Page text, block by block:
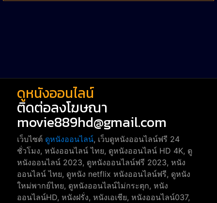
ดูหนังออนไลน์
ติดต่อลงโฆษณา
movie889hd@gmail.com
เว็บไซต์ ดูหนังออนไลน์, เว็บดูหนังออนไลน์ฟรี 24
ชั่วโมง, หนังออนไลน์ ไทย, ดูหนังออนไลน์ HD 4K, ดู
หนังออนไลน์ 2023, ดูหนังออนไลน์ฟรี 2023, หนัง
ออนไลน์ ไทย, ดูหนัง netflix หนังออนไลน์ฟรี, ดูหนัง
ใหม่พากย์ไทย, ดูหนังออนไลน์ไม่กระตุก, หนัง
ออนไลน์HD, หนังฝรั่ง, หนังเอเชีย, หนังออนไลน์037,